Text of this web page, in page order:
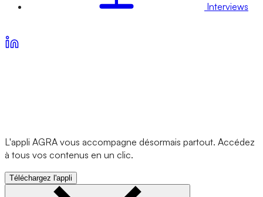
Interviews
L'appli AGRA vous accompagne désormais partout. Accédez
à tous vos contenus en un clic.
Téléchargez l'appli